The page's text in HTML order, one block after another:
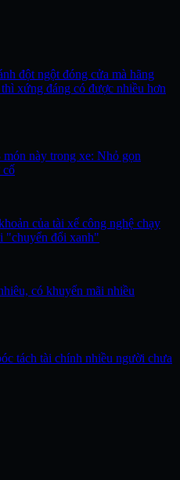
đột ngột đóng cửa mà hãng
xứng đáng có được nhiều hơn
này trong xe: Nhỏ gọn
cố
của tài xế công nghệ chạy
"chuyển đổi xanh"
có khuyến mãi nhiều
tách tài chính nhiều người chưa